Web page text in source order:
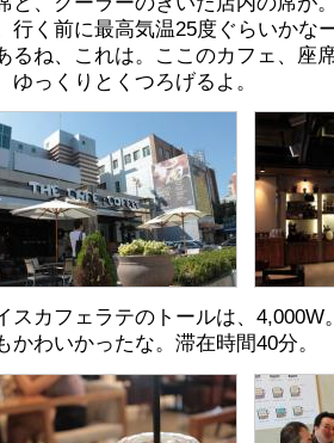
行く前に最高気温25度ぐらいかな
るね、これは。ここのカフェ、座
ゆっくりとくつろげるよ。
スカフェラテのトールは、
かわいかったな。滞在時間40分。